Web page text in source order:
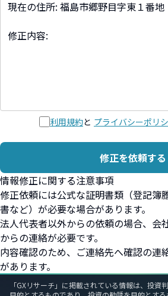
利用規約と プライバシーポリ
修正を依頼する
情報修正に関する注意事項
修正依頼には公式な証明書類（登記簿
書など）が必要な場合があります。
法人代表者以外からの依頼の場合、会
からの連絡が必要です。
内容確認のため、ご連絡先へ確認の連
があります。
「GXリサーチ」に掲載されている情報は、投資